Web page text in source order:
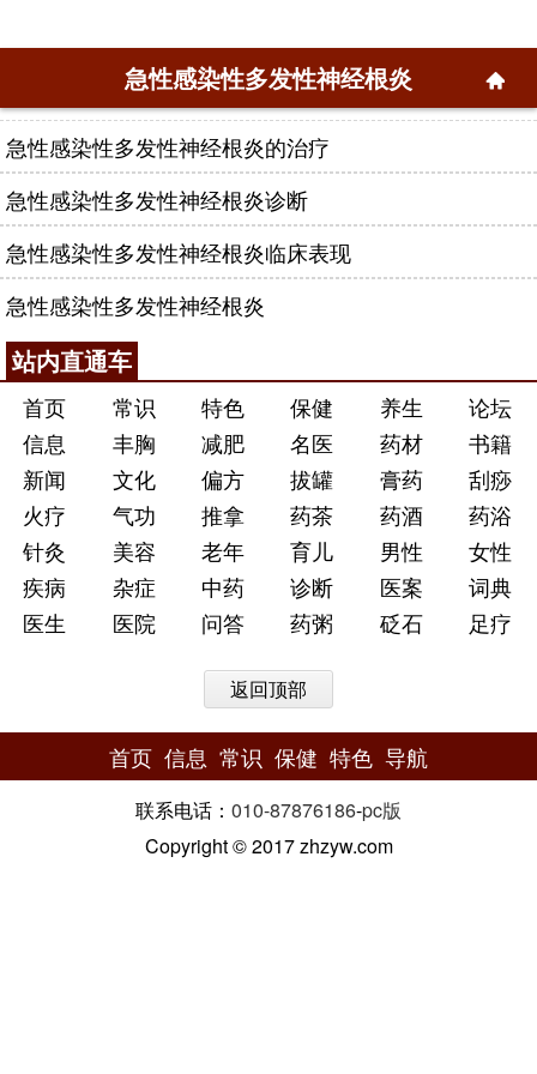
急性感染性多发性神经根炎
急性感染性多发性神经根炎的治疗
急性感染性多发性神经根炎诊断
急性感染性多发性神经根炎临床表现
急性感染性多发性神经根炎
站内直通车
首页 常识 特色 保健 养生
论坛
信息
丰胸 减肥 名医 药材
书籍
新闻
文化 偏方 拔罐 膏药
刮痧
火疗
气功 推拿 药茶 药酒
药浴
针灸
美容 老年 育儿 男性
女性
疾病
杂症 中药 诊断 医案
词典
医生
医院 问答 药粥 砭石 足疗
返回顶部
首页 信息 常识 保健 特色 导航
联系电话： 010-87876186-pc版
Copyright © 2017 zhzyw.com